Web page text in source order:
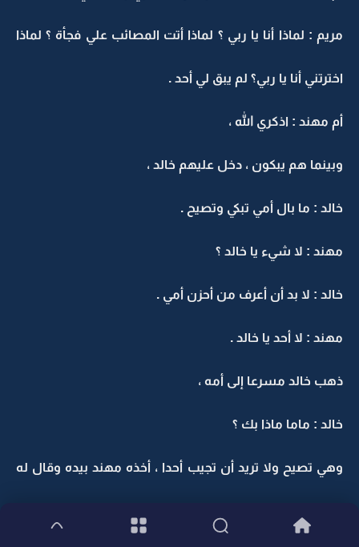
مريم : لماذا أنا يا ربي ؟ لماذا أتت المصائب علي فجأة ؟ لماذا
اخترتني أنا يا ربي؟ لم يبق لي أحد .
أم مهند : اذكري الله ،
وبينما هم يبكون ، دخل عليهم خالد ،
خالد : ما بال أمي تبكي وتصيح .
مهند : لا شيء يا خالد ؟
خالد : لا بد أن أعرف من أحزن أمي .
مهند : لا أحد يا خالد .
ذهب خالد مسرعا إلى أمه ،
خالد : ماما ماذا بك ؟
وهي تصيح ولا تريد أن تجيب أحدا ، أخذه مهند بيده وقال له